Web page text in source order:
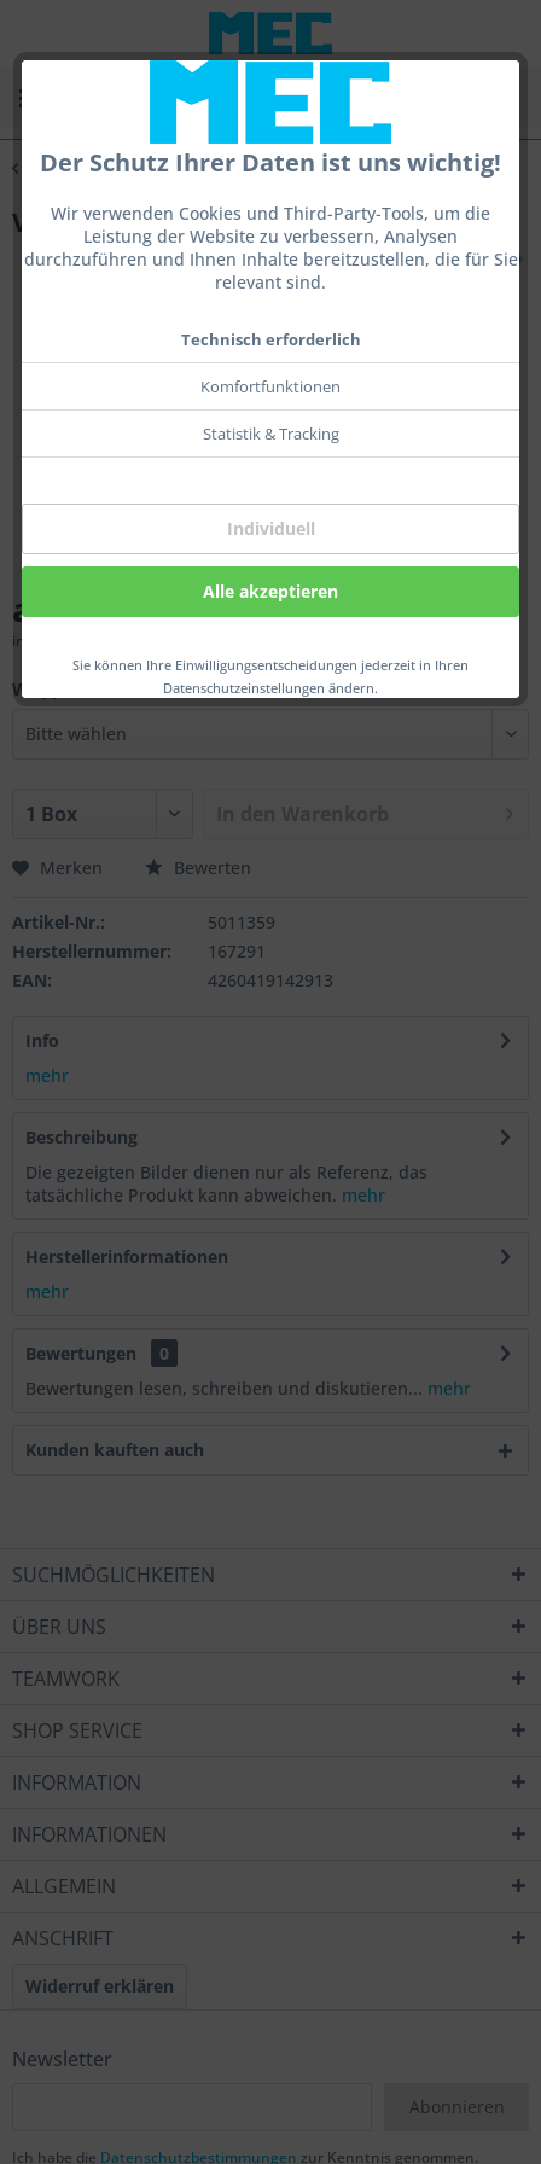
Der Schutz Ihrer Daten ist uns wichtig!
Wir verwenden Cookies und Third-Party-Tools, um die
Leistung der Website zu verbessern, Analysen
durchzuführen und Ihnen Inhalte bereitzustellen, die für Sie
relevant sind.
Technisch erforderlich
Komfortfunktionen
Statistik & Tracking
Individuell
Alle akzeptieren
Sie können Ihre Einwilligungsentscheidungen jederzeit in Ihren
Datenschutzeinstellungen ändern.
Übersicht Vfg
VFG Pocket-Set
ab 41,40 € *
inkl. MwSt.
W-typ :
Merken Bewerten
Artikel-Nr.:
5011359
Herstellernummer:
167291
EAN:
4260419142913
Info
mehr
Beschreibung
Die gezeigten Bilder dienen nur als Referenz, das
tatsächliche Produkt kann abweichen. mehr
Herstellerinformationen
mehr
Bewertungen
0
Bewertungen lesen, schreiben und diskutieren... mehr
Kunden kauften auch
SUCHMÖGLICHKEITEN
ÜBER UNS
TEAMWORK
SHOP SERVICE
INFORMATION
INFORMATIONEN
ALLGEMEIN
ANSCHRIFT
Widerruf erklären
Newsletter
Abonnieren
Ich habe die Datenschutzbestimmungen zur Kenntnis genommen.